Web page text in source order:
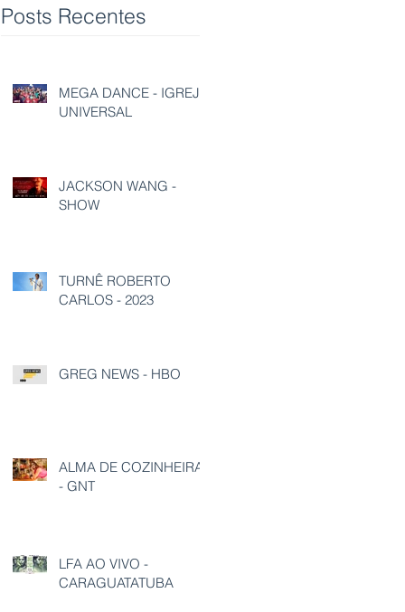
Posts Recentes
MEGA DANCE - IGREJA
UNIVERSAL
JACKSON WANG -
SHOW
TURNÊ ROBERTO
CARLOS - 2023
GREG NEWS - HBO
ALMA DE COZINHEIRA
- GNT
LFA AO VIVO -
CARAGUATATUBA